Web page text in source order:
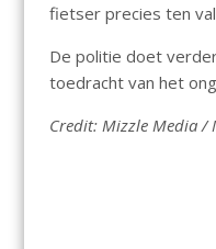
fietser precies ten
De politie doet
toedracht van het
Credit: Mizzle Media /